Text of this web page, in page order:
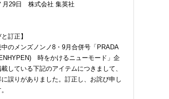
月29日 株式会社 集英社
訂正】
のメンズノンノ8・9月合併号「PRADA
時をかけるニューモード」企
している下記のアイテムにつきまして、
誤りがありました。訂正し、お詫び申し